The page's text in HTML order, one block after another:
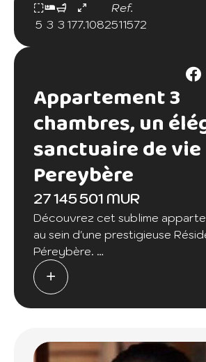
5 3 3 177.10
Ref.
82511572
Appartement 3
chambres, un
sanctuaire de vie
Pereybère
27 145 501 MUR
Découvrez cet sublime appartement
au sein d'une prestigieuse
Péreybère.
Cet appartement de luxe de
exceptionnelle.